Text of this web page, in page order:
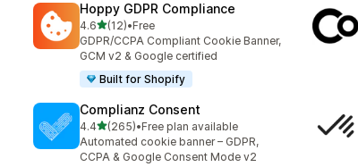
Hoppy GDPR Compliance
4.65つ星中
(12)
合計レビュー数：12件
•Free
GDPR/CCPA Compliant Cookie Banner,
GCM v2 & Google certified
Built for Shopify
Complianz Consent
4.45つ星中
(265)
合計レビュー数：265件
•Free plan available
Automated cookie banner – GDPR,
CCPA & Google Consent Mode v2